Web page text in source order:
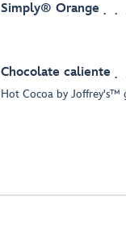
Simply® Orange
Chocolate caliente
Hot Cocoa by Joffrey's™